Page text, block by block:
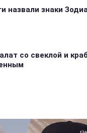
назвали знаки
со свеклой и